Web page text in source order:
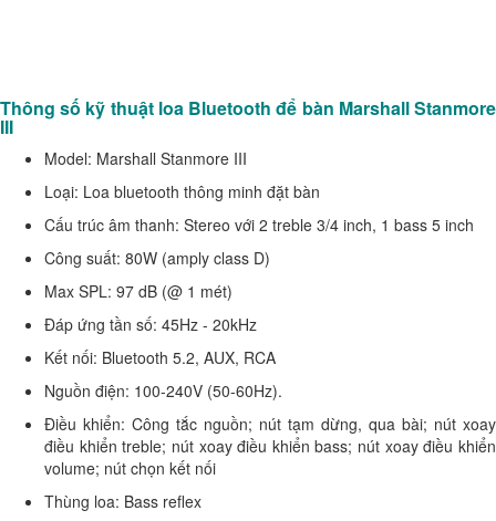
Thông số kỹ thuật loa Bluetooth để bàn Marshall Stanmore
III
Model: Marshall Stanmore III
Loại: Loa bluetooth thông minh đặt bàn
Cấu trúc âm thanh: Stereo với 2 treble 3/4 inch, 1 bass 5 inch
Công suất: 80W (amply class D)
Max SPL: 97 dB (@ 1 mét)
Đáp ứng tần số: 45Hz - 20kHz
Kết nối: Bluetooth 5.2, AUX, RCA
Nguồn điện: 100-240V (50-60Hz).
Điều khiển: Công tắc nguồn; nút tạm dừng, qua bài; nút xoay
điều khiển treble; nút xoay điều khiển bass; nút xoay điều khiển
volume; nút chọn kết nối
Thùng loa: Bass reflex